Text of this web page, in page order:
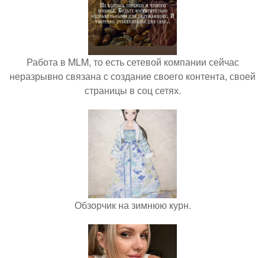
Работа в MLM, то есть сетевой компании сейчас
неразрывно связана с создание своего контента, своей
страницы в соц сетях.
Обзорчик на зимнюю курн.